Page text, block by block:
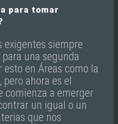
para tomar
exigentes siempre
una segunda
en Áreas como la
ahora es el
comienza a emerger
un igual o un
que nos